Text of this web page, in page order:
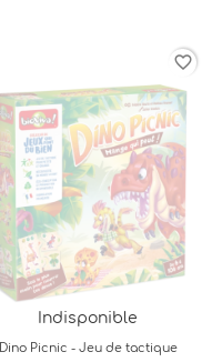
Indisponible
Dino Picnic - Jeu de tactique
favorite_border